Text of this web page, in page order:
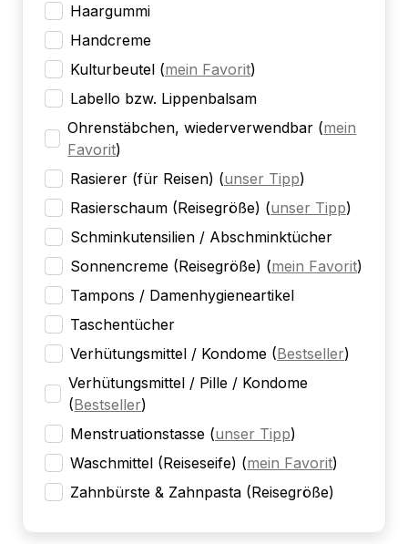
Haargummi
Handcreme
Kulturbeutel (mein Favorit)
Labello bzw. Lippenbalsam
Ohrenstäbchen, wiederverwendbar (mein
Favorit)
Rasierer (für Reisen) (unser Tipp)
Rasierschaum (Reisegröße) (unser Tipp)
Schminkutensilien / Abschminktücher
Sonnencreme (Reisegröße) (mein Favorit)
Tampons / Damenhygieneartikel
Taschentücher
Verhütungsmittel / Kondome (Bestseller)
Verhütungsmittel / Pille / Kondome
(Bestseller)
Menstruationstasse (unser Tipp)
Waschmittel (Reiseseife) (mein Favorit)
Zahnbürste & Zahnpasta (Reisegröße)